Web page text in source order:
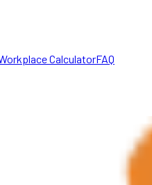
CalculatorFAQ